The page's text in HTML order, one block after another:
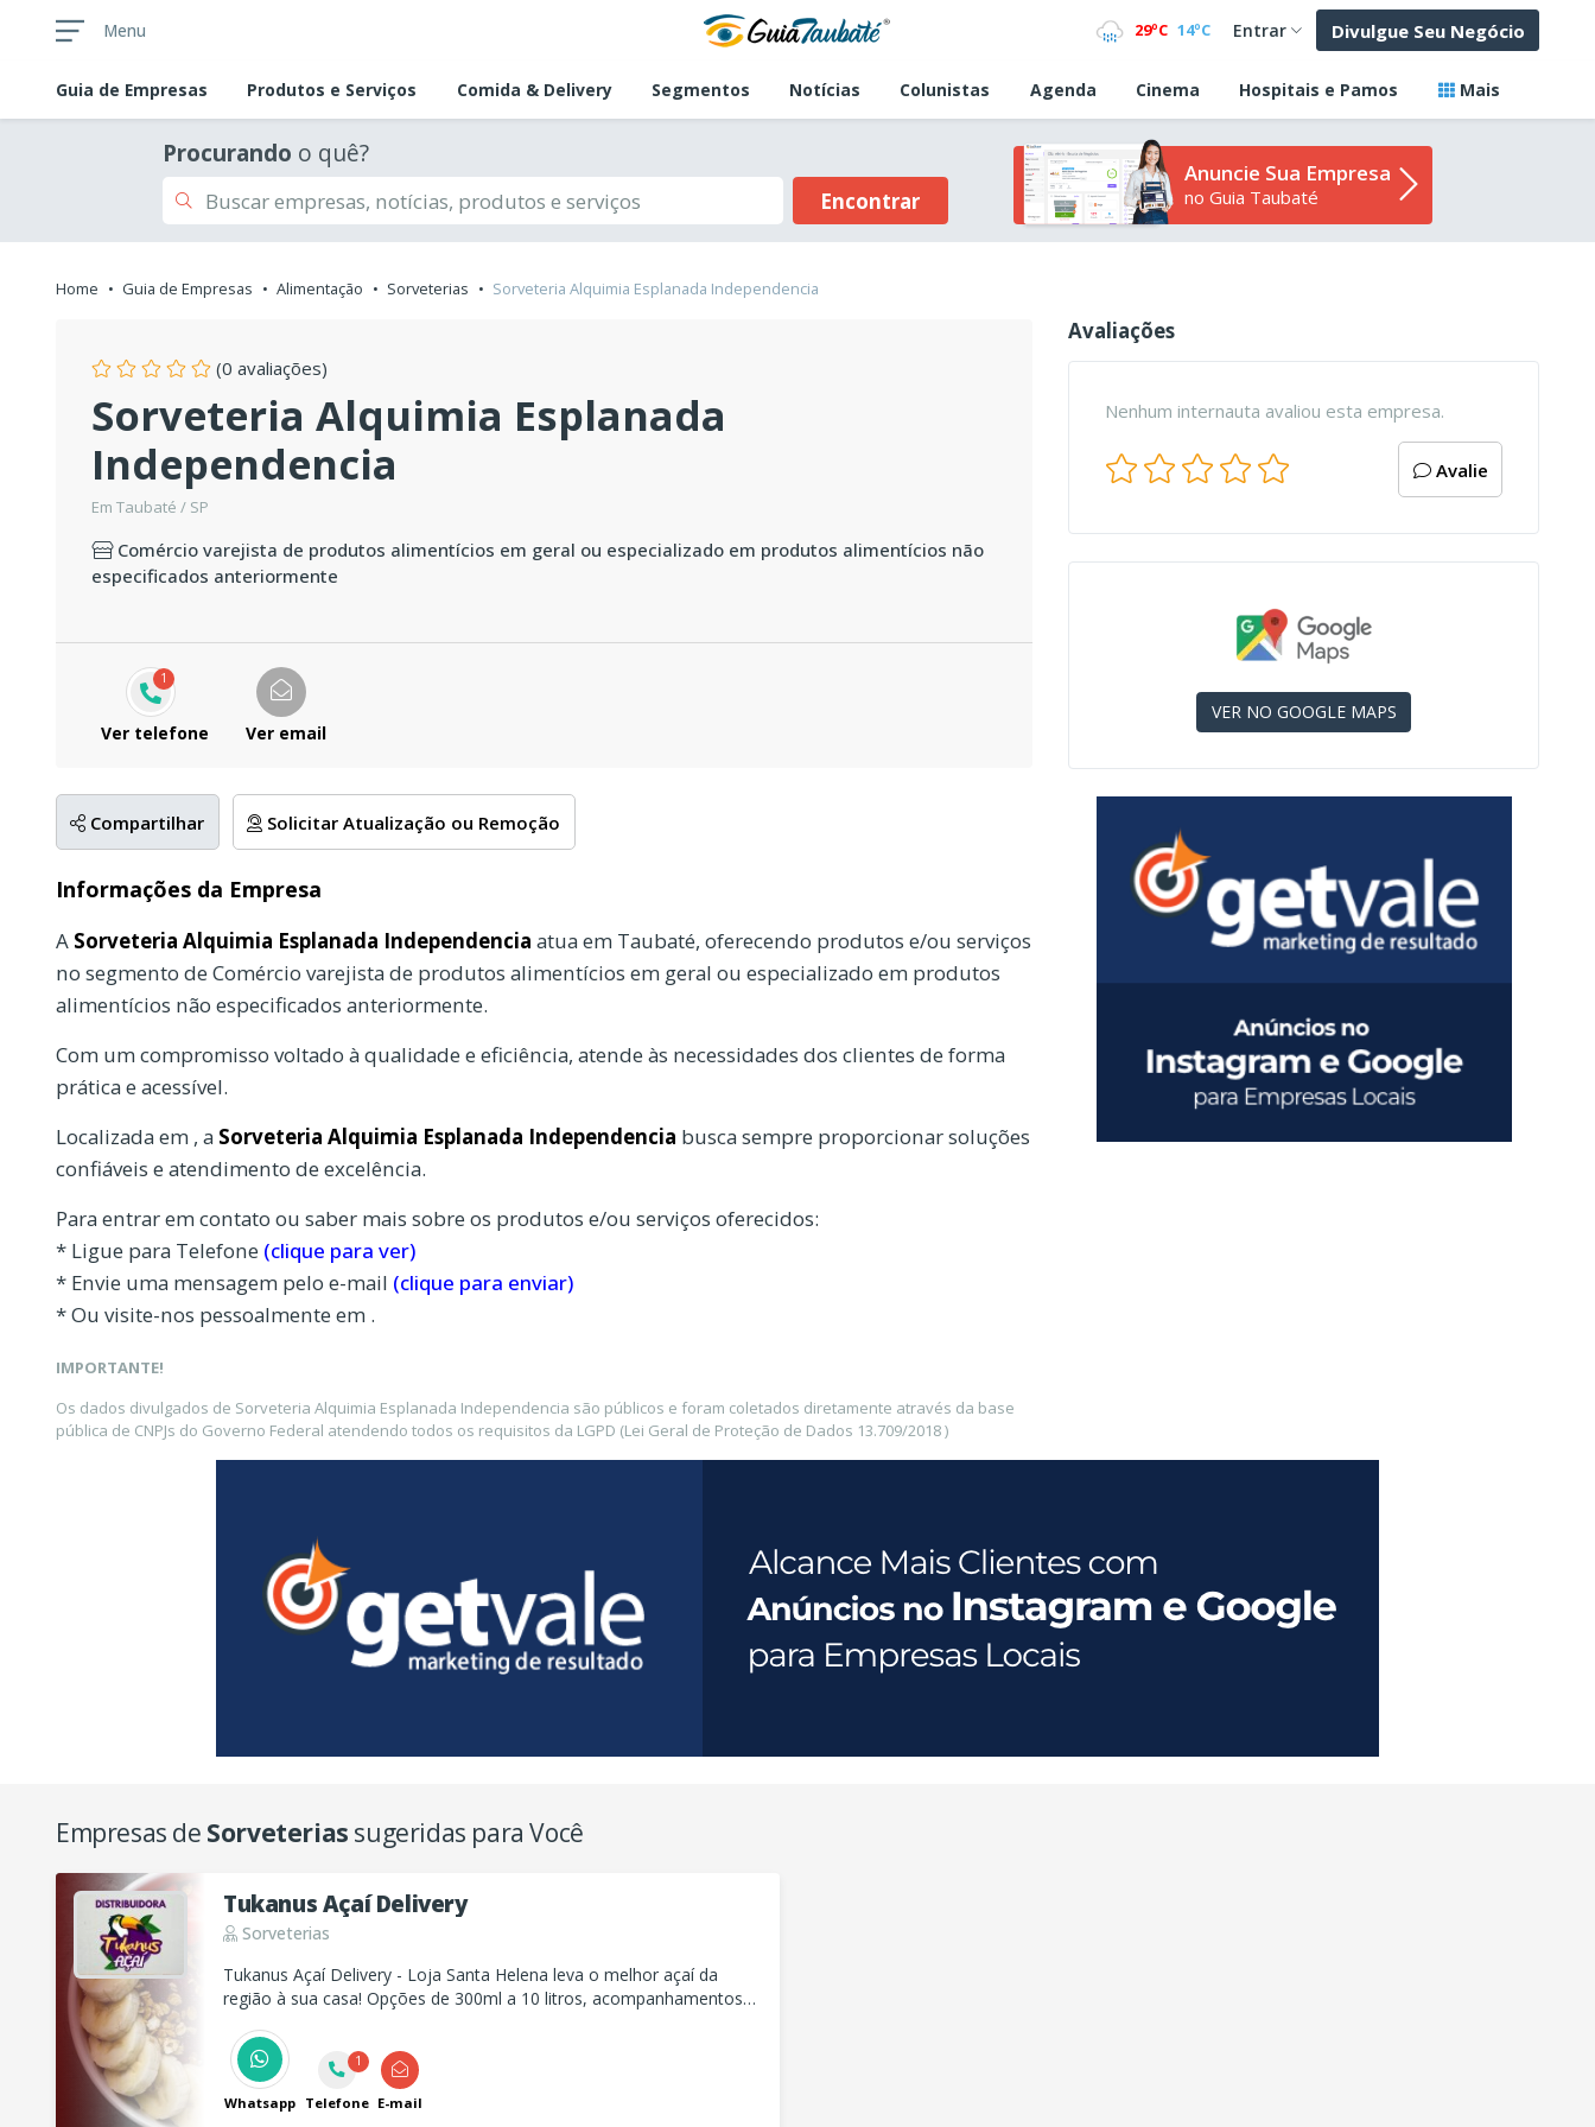
Menu 29ºC 14ºC Entrar Divulgue Seu Negócio
Guia de Empresas Produtos e Serviços Comida & Delivery Segmentos Notícias Colunistas Agenda Cinema Hospitais e Pamos Mais
Procurando o quê?
Encontrar
Anuncie Sua Empresa
no Guia Taubaté
Home Guia de Empresas Alimentação Sorveterias Sorveteria Alquimia Esplanada Independencia
(0 avaliações)
Sorveteria Alquimia Esplanada
Independencia
Em Taubaté / SP
Comércio varejista de produtos alimentícios em geral ou especializado em produtos alimentícios não
especificados anteriormente
1
Ver telefone Ver email
Compartilhar Solicitar Atualização ou Remoção
Informações da Empresa
A Sorveteria Alquimia Esplanada Independencia atua em Taubaté, oferecendo produtos e/ou serviços
no segmento de Comércio varejista de produtos alimentícios em geral ou especializado em produtos
alimentícios não especificados anteriormente.
Com um compromisso voltado à qualidade e eficiência, atende às necessidades dos clientes de forma
prática e acessível.
Localizada em , a Sorveteria Alquimia Esplanada Independencia busca sempre proporcionar soluções
confiáveis e atendimento de excelência.
Para entrar em contato ou saber mais sobre os produtos e/ou serviços oferecidos:
* Ligue para Telefone (clique para ver)
* Envie uma mensagem pelo e-mail (clique para enviar)
* Ou visite-nos pessoalmente em .
IMPORTANTE!
Os dados divulgados de Sorveteria Alquimia Esplanada Independencia são públicos e foram coletados diretamente através da base
pública de CNPJs do Governo Federal atendendo todos os requisitos da LGPD (Lei Geral de Proteção de Dados 13.709/2018 )
Avaliações
Nenhum internauta avaliou esta empresa.
Avalie
VER NO GOOGLE MAPS
Empresas de Sorveterias sugeridas para Você
Tukanus Açaí Delivery
Sorveterias
Tukanus Açaí Delivery - Loja Santa Helena leva o melhor açaí da
região à sua casa! Opções de 300ml a 10 litros, acompanhamentos
Whatsapp
1
Telefone E-mail